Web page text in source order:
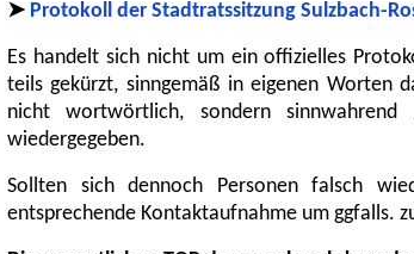
➤ Protokoll der Stadtratssitzung Sulzbach-
Es handelt sich nicht um ein offizielles
teils gekürzt, sinngemäß in eigenen Worten
nicht wortwörtlich, sondern sinnwahrend
wiedergegeben.
Sollten sich dennoch Personen falsch
entsprechende Kontaktaufnahme um ggfalls.